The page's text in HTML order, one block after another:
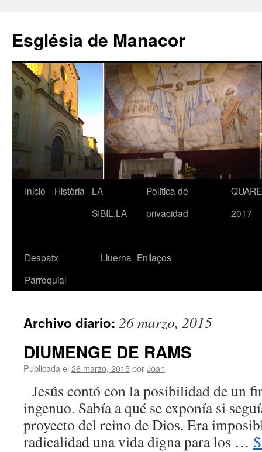
contenido
Església de Manacor
Inicio Història
LA
SIBIL.LA
Política de
privacidad
2017
Despatx
Parroquial
Lluerna Enllaços
Archivo diario: 26 marzo, 2015
DIUMENGE DE RAMS
Publicada el 26 marzo, 2015porJoan
Jesús contó con la posibilidad de un
ingenuo. Sabía a qué se exponía si
proyecto del reino de Dios. Era
radicalidad una vida digna para los …